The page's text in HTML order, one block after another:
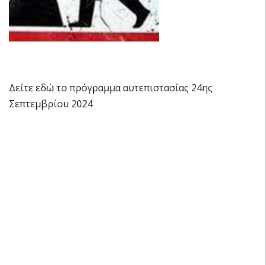
Δείτε εδώ το πρόγραμμα αυτεπιστασίας 24ης
Σεπτεμβρίου 2024